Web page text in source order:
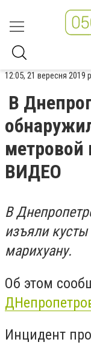
12:05, 21 вересня 2019 р.
В
ВИДЕО
В
изъяли
марихуану.
Об этом
Инцидент